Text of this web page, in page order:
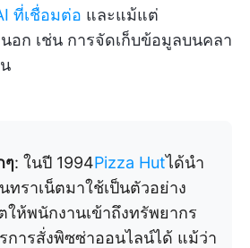
ที่เชื่อมต่อ และแม้แต่
อก เช่น การจัดเก็บข้อมูลบนคลา
ๆ: ในปี 1994Pizza Hutได้นำ
ราเน็ตมาใช้เป็นตัวอย่าง
ห้พนักงานเข้าถึงทรัพยากร
การสั่งพิซซ่าออนไลน์ได้ แม้ว่า